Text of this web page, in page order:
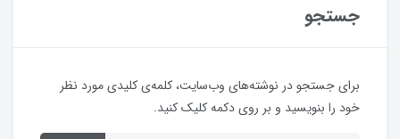
جستجو
برای جستجو در نوشته‌های وب‌سایت، کلمه‌ی کلیدی مورد نظر
خود را بنویسید و بر روی دکمه کلیک کنید.